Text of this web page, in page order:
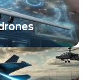
of cutting-edge
UAVs and UAS,